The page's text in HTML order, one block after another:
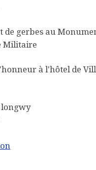
de gerbes au
Militaire
à l'hôtel de
longwy